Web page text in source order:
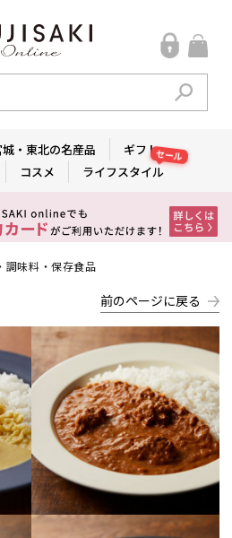
城・東北の名産品
ギフト
コスメ ライフスタイル
セール
調味料・保存食品
前のページに戻る